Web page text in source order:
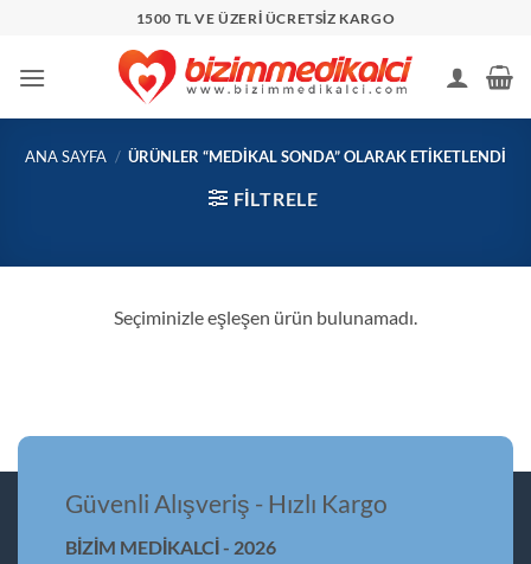
1500 TL VE ÜZERİ ÜCRETSİZ KARGO
ANA SAYFA / ÜRÜNLER “MEDIKAL SONDA” OLARAK ETIKETLENDI
FILTRELE
Seçiminizle eşleşen ürün bulunamadı.
Güvenli Alışveriş - Hızlı Kargo
BİZİM MEDİKALCİ - 2026